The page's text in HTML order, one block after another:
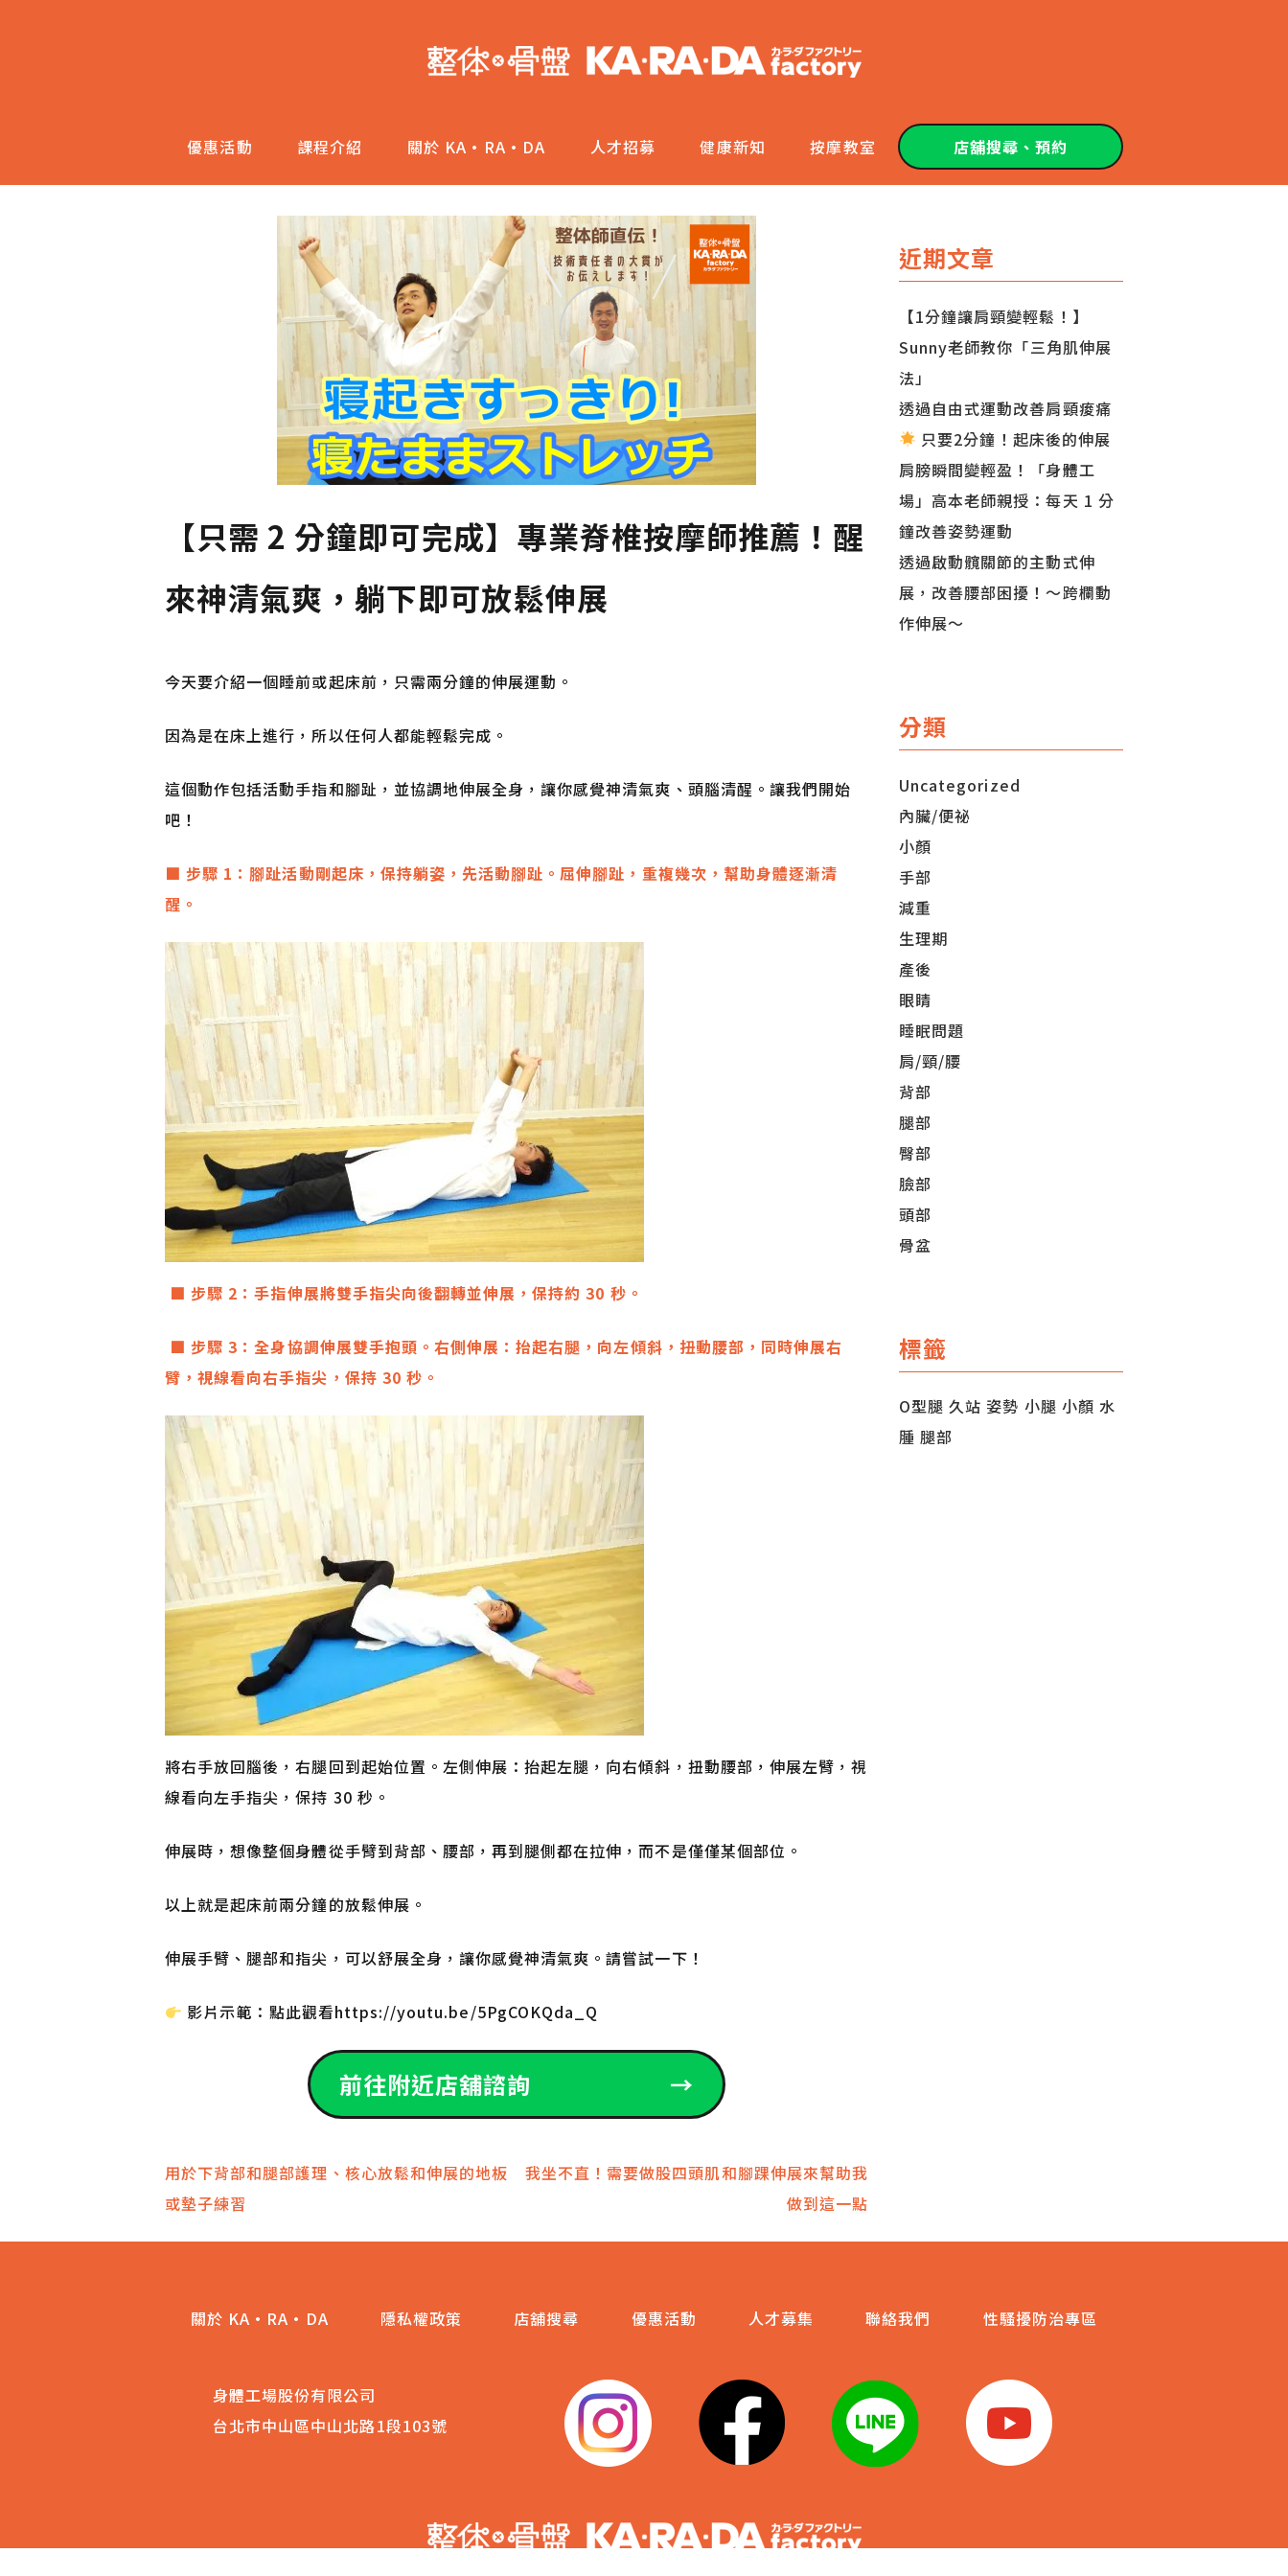
優惠活動 課程介紹 關於 KA·RA·DA 人才招募 健康新知 按摩教室 店舖搜尋、預約
【只需 2 分鐘即可完成】專業脊椎按摩師推薦！醒
來神清氣爽，躺下即可放鬆伸展
今天要介紹一個睡前或起床前，只需兩分鐘的伸展運動。
因為是在床上進行，所以任何人都能輕鬆完成。
這個動作包括活動手指和腳趾，並協調地伸展全身，讓你感覺神清氣爽、頭腦清醒。讓我們開始
吧！
■ 步驟 1：腳趾活動剛起床，保持躺姿，先活動腳趾。屈伸腳趾，重複幾次，幫助身體逐漸清
醒。
■ 步驟 2：手指伸展將雙手指尖向後翻轉並伸展，保持約 30 秒。
■ 步驟 3：全身協調伸展雙手抱頭。右側伸展：抬起右腿，向左傾斜，扭動腰部，同時伸展右
臂，視線看向右手指尖，保持 30 秒。
將右手放回腦後，右腿回到起始位置。左側伸展：抬起左腿，向右傾斜，扭動腰部，伸展左臂，視
線看向左手指尖，保持 30 秒。
伸展時，想像整個身體從手臂到背部、腰部，再到腿側都在拉伸，而不是僅僅某個部位。
以上就是起床前兩分鐘的放鬆伸展。
伸展手臂、腿部和指尖，可以舒展全身，讓你感覺神清氣爽。請嘗試一下！
影片示範：點此觀看https://youtu.be/5PgCOKQda_Q
前往附近店舖諮詢 →
文
章
用於下背部和腿部護理、核心放鬆和伸展的地板
或墊子練習
我坐不直！需要做股四頭肌和腳踝伸展來幫助我
做到這一點
近期文章
【1分鐘讓肩頸變輕鬆！】
Sunny老師教你「三角肌伸展
法」
透過自由式運動改善肩頸痠痛
只要2分鐘！起床後的伸展
肩膀瞬間變輕盈！「身體工
場」高本老師親授：每天 1 分
鐘改善姿勢運動
透過啟動髖關節的主動式伸
展，改善腰部困擾！～跨欄動
作伸展～
分類
Uncategorized
內臟/便祕
小顏
手部
減重
生理期
產後
眼睛
睡眠問題
肩/頸/腰
背部
腿部
臀部
臉部
頭部
骨盆
標籤
O型腿 久站 姿勢 小腿 小顏 水
腫 腿部
關於 KA·RA·DA 隱私權政策 店舖搜尋 優惠活動 人才募集 聯絡我們 性騷擾防治專區
身體工場股份有限公司
台北市中山區中山北路1段103號